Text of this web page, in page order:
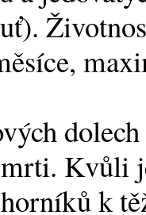
Kvůli
k